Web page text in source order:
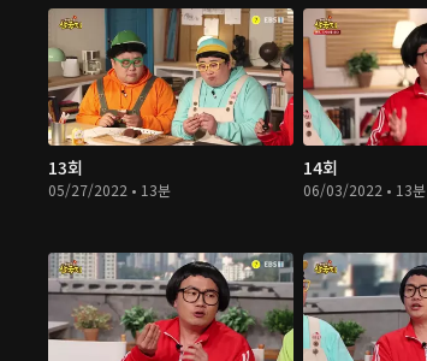
13회
05/27/2022 • 13분
14회
06/03/2022 • 13분